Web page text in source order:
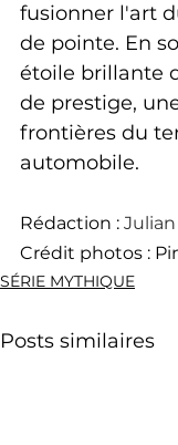
fusionner l'art
de pointe. En
étoile brillante
de prestige,
frontières du
automobile.
Rédaction :
Crédit photos :
SÉRIE MYTHIQUE
Posts similaires